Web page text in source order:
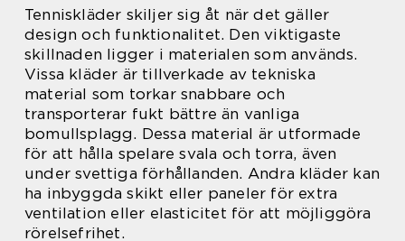
Tenniskläder skiljer sig åt när det gäller
design och funktionalitet. Den viktigaste
skillnaden ligger i materialen som används.
Vissa kläder är tillverkade av tekniska
material som torkar snabbare och
transporterar fukt bättre än vanliga
bomullsplagg. Dessa material är utformade
för att hålla spelare svala och torra, även
under svettiga förhållanden. Andra kläder kan
ha inbyggda skikt eller paneler för extra
ventilation eller elasticitet för att möjliggöra
rörelsefrihet.